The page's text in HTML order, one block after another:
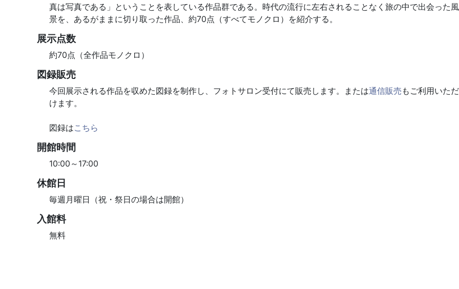
真は写真である」ということを表している作品群である。時代の流行に左右されることなく旅の中で出会った風
景を、あるがままに切り取った作品、約70点（すべてモノクロ）を紹介する。
展示点数
約70点（全作品モノクロ）
図録販売
今回展示される作品を収めた図録を制作し、フォトサロン受付にて販売します。または通信販売 もご利用いただ
けます。
図録はこちら
開館時間
10:00～17:00
休館日
毎週月曜日（祝・祭日の場合は開館）
入館料
無料